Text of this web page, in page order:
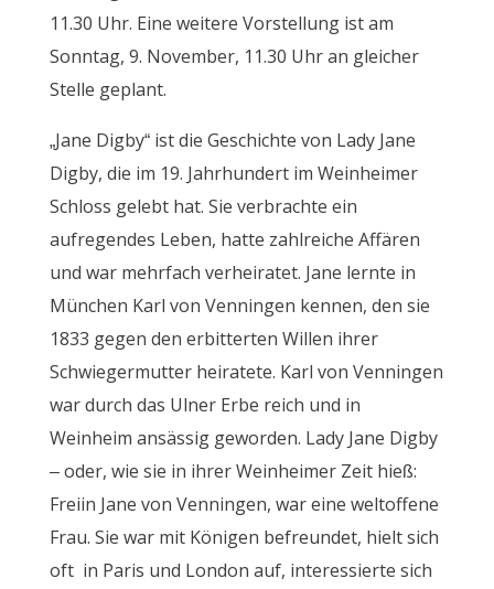
11.30 Uhr. Eine weitere Vorstellung ist am
Sonntag, 9. November, 11.30 Uhr an gleicher
Stelle geplant.
„Jane Digby“ ist die Geschichte von Lady Jane
Digby, die im 19. Jahrhundert im Weinheimer
Schloss gelebt hat. Sie verbrachte ein
aufregendes Leben, hatte zahlreiche Affären
und war mehrfach verheiratet. Jane lernte in
München Karl von Venningen kennen, den sie
1833 gegen den erbitterten Willen ihrer
Schwiegermutter heiratete. Karl von Venningen
war durch das Ulner Erbe reich und in
Weinheim ansässig geworden. Lady Jane Digby
– oder, wie sie in ihrer Weinheimer Zeit hieß:
Freiin Jane von Venningen, war eine weltoffene
Frau. Sie war mit Königen befreundet, hielt sich
oft in Paris und London auf, interessierte sich